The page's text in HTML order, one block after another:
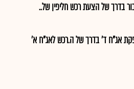
בדרך של הצעת רכש חליפין של..
אג"ח ד' בדרך של ה.רכש לאג"ח א'